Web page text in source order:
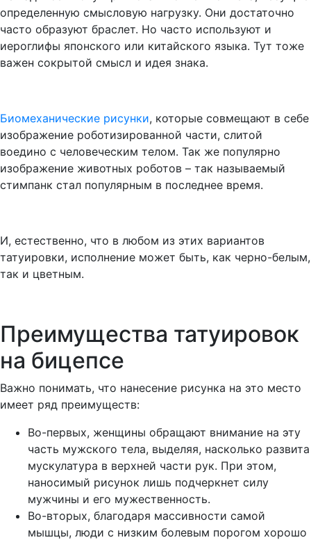
определенную смысловую нагрузку. Они достаточно
часто образуют браслет. Но часто используют и
иероглифы японского или китайского языка. Тут тоже
важен сокрытой смысл и идея знака.
Биомеханические рисунки, которые совмещают в себе
изображение роботизированной части, слитой
воедино с человеческим телом. Так же популярно
изображение животных роботов – так называемый
стимпанк стал популярным в последнее время.
И, естественно, что в любом из этих вариантов
татуировки, исполнение может быть, как черно-белым,
так и цветным.
Преимущества татуировок
на бицепсе
Важно понимать, что нанесение рисунка на это место
имеет ряд преимуществ:
Во-первых, женщины обращают внимание на эту
часть мужского тела, выделяя, насколько развита
мускулатура в верхней части рук. При этом,
наносимый рисунок лишь подчеркнет силу
мужчины и его мужественность.
Во-вторых, благодаря массивности самой
мышцы, люди с низким болевым порогом хорошо